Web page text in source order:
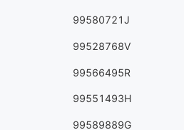
99580721J
99528768V
99566495R
99551493H
99589889G